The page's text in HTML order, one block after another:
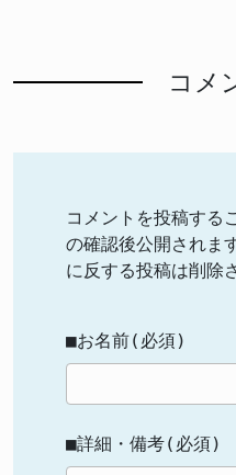
コメ
コメントを投稿する
の確認後公開されま
に反する投稿は削除
■お名前(必須)
■詳細・備考(必須)